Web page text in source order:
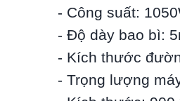
- Công suất:
- Độ dày bao bì:
- Kích thước
- Trọng lượng